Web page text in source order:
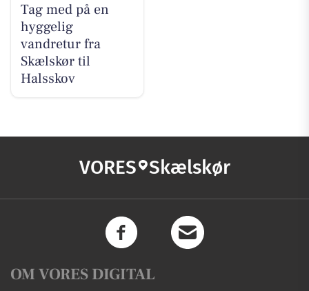
Tag med på en
hyggelig
vandretur fra
Skælskør til
Halsskov
VORES Skælskør
OM VORES DIGITAL